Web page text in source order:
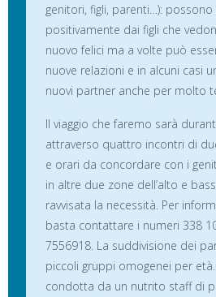
genitori, figli, parenti…):
positivamente dai figli che
nuovo felici ma a volte può
nuove relazioni e in alcuni casi
nuovi partner anche per molto
Il viaggio che faremo sarà
attraverso quattro incontri di
e orari da concordare con i
in altre due zone dell’alto e
ravvisata la necessità. Per
basta contattare i numeri 338
7556918. La suddivisione dei
piccoli gruppi omogenei per età.
condotta da un nutrito staff di